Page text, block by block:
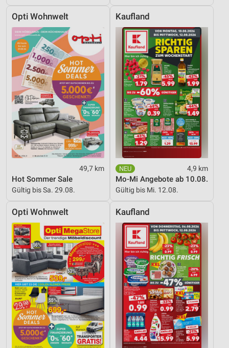
Opti Wohnwelt
49,7 km
Hot Sommer Sale
Gültig bis Sa. 29.08.
Kaufland
4,9 km
Mo-Mi Angebote ab 10.08.
Gültig bis Mi. 12.08.
Opti Wohnwelt Kaufland
auf einem Endgerät
Verwendung reduzierter Daten zur Auswahl von
Werbeanzeigen
Erstellung von Profilen für personalisierte
Werbung
Verwendung von Profilen zur Auswahl
personalisierter Werbung
Erstellung von Profilen zur Personalisierung
von Inhalten
Verwendung von Profilen zur Auswahl
personalisierter Inhalte
Messung der Werbeleistung
Messung der Performance von Inhalten
Analyse von Zielgruppen durch Statistiken oder
Kombinationen von Daten aus verschiedenen
Quellen
Entwicklung und Verbesserung der Angebote
Verwendung reduzierter Daten zur Auswahl von
Inhalten
IAB-Besonderheiten:
Verwendung genauer Standortdaten